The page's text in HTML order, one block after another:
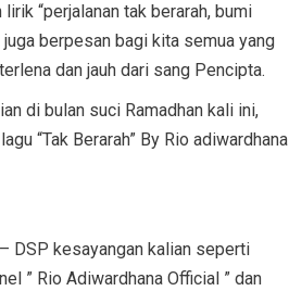
“perjalanan tak berarah, bumi
berpesan bagi kita semua yang
dan jauh dari sang Pencipta.
di bulan suci Ramadhan kali ini,
“Tak Berarah” By Rio adiwardhana
DSP kesayangan kalian seperti
” Rio Adiwardhana Official ” dan